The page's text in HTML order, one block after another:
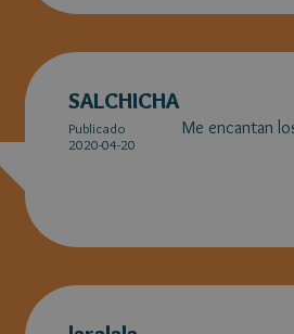
SALCHICHA
Publicado
2020-04-20
Me encantan